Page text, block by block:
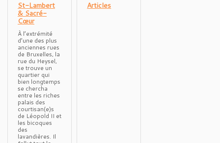
St-Lambert
& Sacré-
Cœur
À l’extrémité
d’une des plus
anciennes rues
de Bruxelles, la
rue du Heysel,
se trouve un
quartier qui
bien longtemps
se chercha
entre les riches
palais des
courtisan(e)s
de Léopold II et
les bicoques
des
lavandières. Il
Articles